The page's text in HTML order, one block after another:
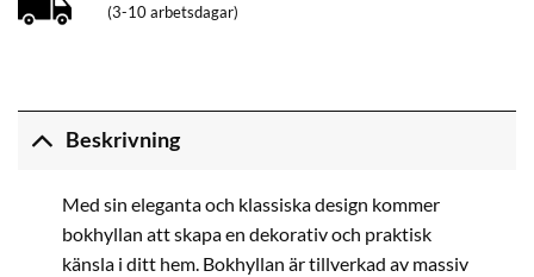
(3-10 arbetsdagar)
Beskrivning
Med sin eleganta och klassiska design kommer
bokhyllan att skapa en dekorativ och praktisk
känsla i ditt hem. Bokhyllan är tillverkad av massiv